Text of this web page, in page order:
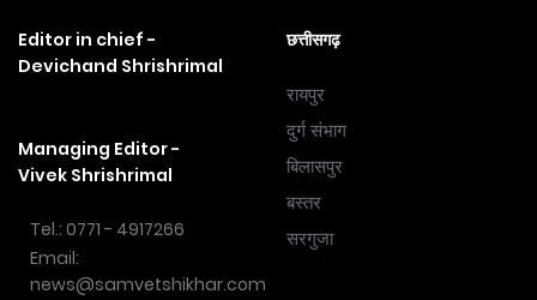
Editor in chief -
Devichand Shrishrimal
Managing Editor -
Vivek Shrishrimal
Tel.: 0771 - 4917266
Email:
news@samvetshikhar.com
छत्तीसगढ़
रायपुर
दुर्ग संभाग
बिलासपुर
बस्तर
सरगुजा